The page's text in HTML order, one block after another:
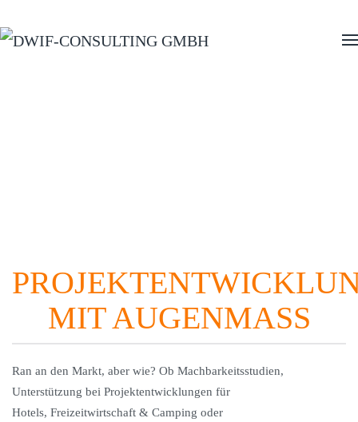
Zum Hauptinhalt springen
MIT AUGENMASS
Ran an den Markt, aber wie? Ob Machbarkeitsstudien,
Unterstützung bei Projektentwicklungen für
Hotels, Freizeitwirtschaft & Camping oder